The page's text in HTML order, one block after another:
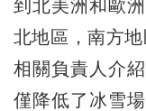
到北美洲和歐
北地區，南方
相關負責人介
僅降低了冰雪